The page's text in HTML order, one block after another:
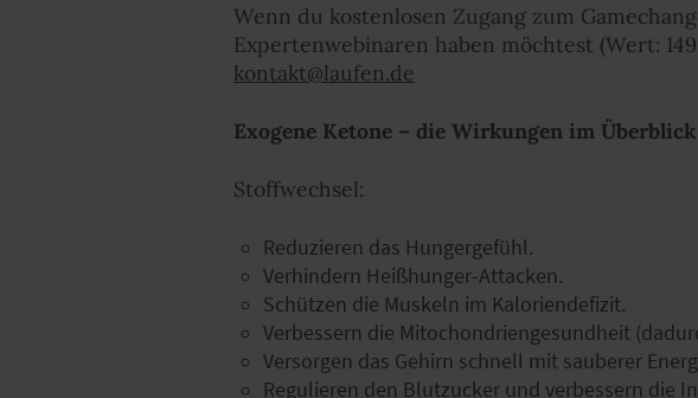
Wenn du kostenlosen Zugang zum
Expertenwebinaren haben möchtest (Wert:
kontakt@laufen.de
Exogene Ketone – die Wirkungen im Überblick
Stoffwechsel:
Reduzieren das Hungergefühl.
Verhindern Heißhunger-Attacken.
Schützen die Muskeln im Kaloriendefizit.
Verbessern die Mitochondriengesundheit
Versorgen das Gehirn schnell mit sauberer
Regulieren den Blutzucker und verbessern die